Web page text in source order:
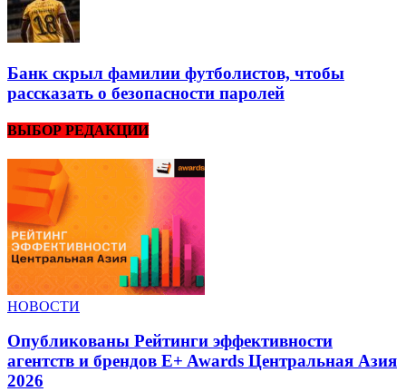
Банк скрыл фамилии футболистов, чтобы
рассказать о безопасности паролей
ВЫБОР РЕДАКЦИИ
НОВОСТИ
Опубликованы Рейтинги эффективности
агентств и брендов E+ Awards Центральная Азия
2026